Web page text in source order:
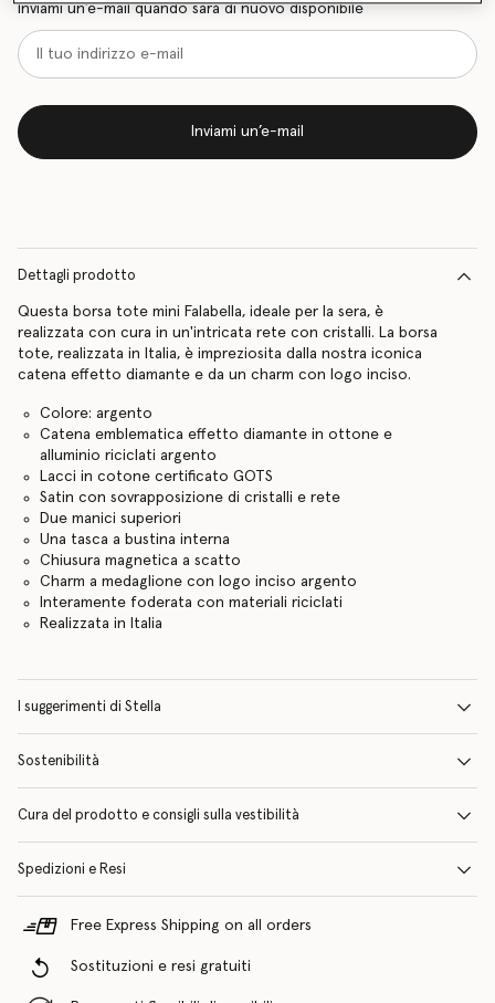
Inviami un’e-mail quando sarà di nuovo disponibile
Inviami un’e-mail
Dettagli prodotto
Questa borsa tote mini Falabella, ideale per la sera, è
realizzata con cura in un'intricata rete con cristalli. La borsa
tote, realizzata in Italia, è impreziosita dalla nostra iconica
catena effetto diamante e da un charm con logo inciso.
Colore: argento
Catena emblematica effetto diamante in ottone e
alluminio riciclati argento
Lacci in cotone certificato GOTS
Satin con sovrapposizione di cristalli e rete
Due manici superiori
Una tasca a bustina interna
Chiusura magnetica a scatto
Charm a medaglione con logo inciso argento
Interamente foderata con materiali riciclati
Realizzata in Italia
I suggerimenti di Stella
Sostenibilità
Cura del prodotto e consigli sulla vestibilità
Spedizioni e Resi
Free Express Shipping on all orders
Sostituzioni e resi gratuiti